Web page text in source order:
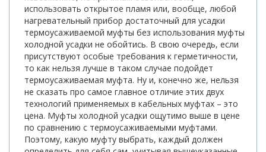
использовать открытое пламя или, вообще, любой
нагревательный прибор достаточный для усадки
термоусаживаемой муфты без использования муфты
холодной усадки не обойтись. В свою очередь, если
присутствуют особые требования к герметичности,
то как нельзя лучше в таком случае подойдет
термоусаживаемая муфта. Ну и, конечно же, нельзя
не сказать про самое главное отличие этих двух
технологий применяемых в кабельных муфтах – это
цена. Муфты холодной усадки ощутимо выше в цене
по сравнению с термоусаживаемыми муфтами.
Поэтому, какую муфту выбрать, каждый должен